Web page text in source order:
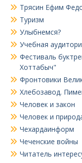
Трясин Ефим
Туризм
Улыбнемся?
Учебная
Фестиваль
Хоттабыч"
Фронтовики
Хлебозавод.
Человек и закон
Человек и
Чехардаинформ
Чеченские войны
Читатель